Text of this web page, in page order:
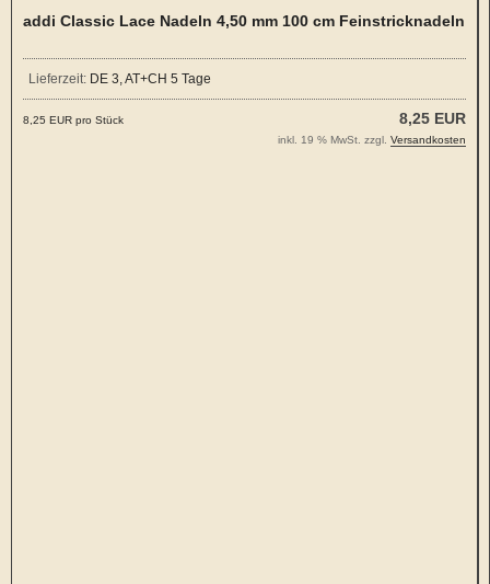
addi Classic Lace Nadeln 4,50 mm 100 cm Feinstricknadeln
Lieferzeit: DE 3, AT+CH 5 Tage
8,25 EUR
8,25 EUR pro Stück
inkl. 19 % MwSt. zzgl. Versandkosten